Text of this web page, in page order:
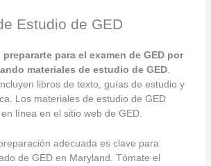
Estudio de GED
para el examen de GED por
materiales de estudio de GED.
libros de texto, guías de estudio y
Los materiales de estudio de GED
línea en el sitio web de GED.
adecuada es clave para
de GED en Maryland. Tómate el